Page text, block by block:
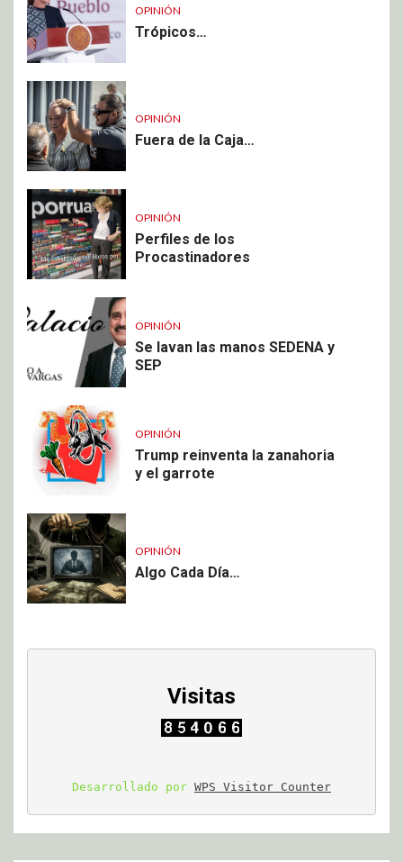
OPINIÓN
Trópicos…
OPINIÓN
Fuera de la Caja…
OPINIÓN
Perfiles de los
Procastinadores
OPINIÓN
Se lavan las manos SEDENA y
SEP
OPINIÓN
Trump reinventa la zanahoria
y el garrote
OPINIÓN
Algo Cada Día…
Visitas
Desarrollado por WPS Visitor Counter